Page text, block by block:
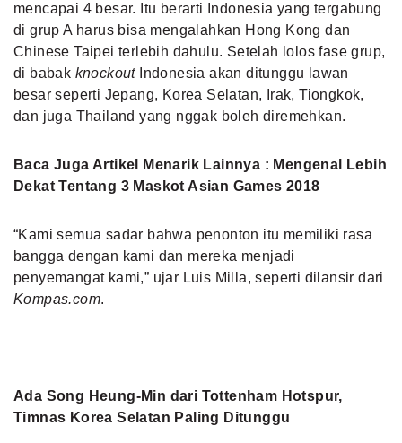
mencapai 4 besar. Itu berarti Indonesia yang tergabung
di grup A harus bisa mengalahkan Hong Kong dan
Chinese Taipei terlebih dahulu. Setelah lolos fase grup,
di babak knockout Indonesia akan ditunggu lawan
besar seperti Jepang, Korea Selatan, Irak, Tiongkok,
dan juga Thailand yang nggak boleh diremehkan.
Baca Juga Artikel Menarik Lainnya : Mengenal Lebih
Dekat Tentang 3 Maskot Asian Games 2018
“Kami semua sadar bahwa penonton itu memiliki rasa
bangga dengan kami dan mereka menjadi
penyemangat kami,” ujar Luis Milla, seperti dilansir dari
Kompas.com.
Ada Song Heung-Min dari Tottenham Hotspur,
Timnas Korea Selatan Paling Ditunggu